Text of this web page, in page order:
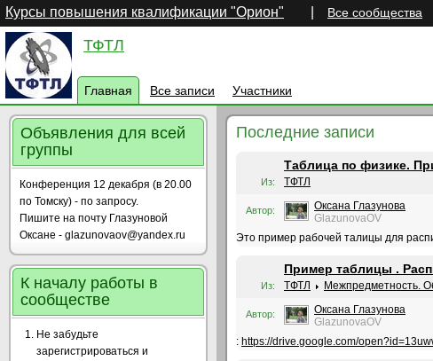
Курсы повышения квалификации "Орион" Все сообщества
ТФТЛ
Главная Все записи Участники
Объявления для всей
группы
Конференция 12 декабря (в 20.00
по Томску) - по запросу.
Пишите на почту Глазуновой
Оксане - glazunovaov@yandex.ru
К началу работы в
сообществе
Не забудьте
зарегистрироваться и
Последние записи
Таблица по физике.
Из: ТФТЛ
Автор:
Оксана Глазунова
GlazunovaOV
Это пример рабочей талицы для
Пример таблицы .
Из: ТФТЛ Межпредметность.
Автор:
Оксана Глазунова
GlazunovaOV
: https://drive.google.com/